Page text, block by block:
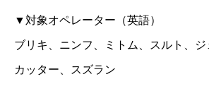
▼対象オペレーター（英語）
ブリキ、ニンフ、ミトム、スルト、ジ
カッター、スズラン